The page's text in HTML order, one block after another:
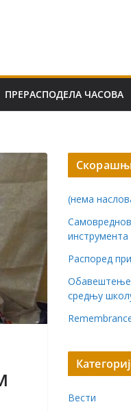
ПРЕРАСПОДЕЛА ЧАСОВА
(нема
инструмента
Распоред
Обавештење
средњу
Вести